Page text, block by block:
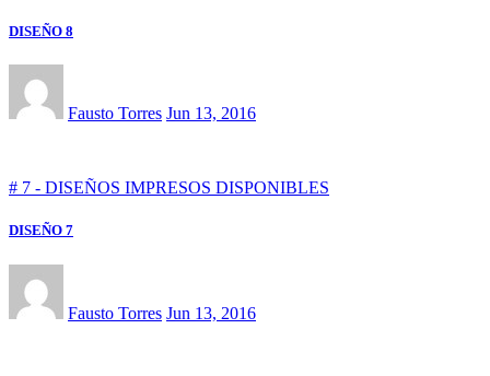
DISEÑO 8
Fausto Torres Jun 13, 2016
# 7 - DISEÑOS IMPRESOS DISPONIBLES
DISEÑO 7
Fausto Torres Jun 13, 2016